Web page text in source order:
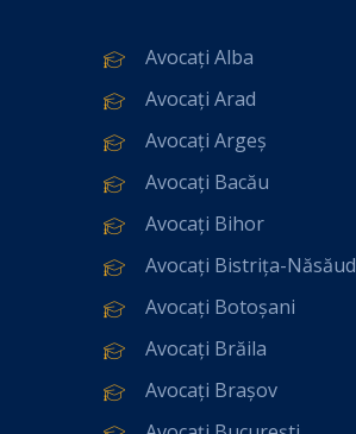
Avocați Alba
Avocați Arad
Avocați Argeș
Avocați Bacău
Avocați Bihor
Avocați Bistrița-Năsăud
Avocați Botoșani
Avocați Brăila
Avocați Brașov